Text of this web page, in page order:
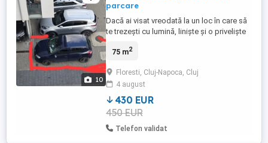
10
parcare
Dacă ai visat vreodată la un loc în care să
te trezești cu lumină, liniște și o priveliște
Donath Park Penthouse luminos, 75 mp
ai visat la un loc în care să te trezești cu
lumină, liniște și o priveliște ...
75 m2
Floresti, Cluj-Napoca, Cluj
4 august
430 EUR
450 EUR
Telefon validat